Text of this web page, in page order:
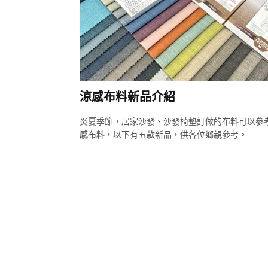
涼感布料新品介紹
炎夏季節，居家沙發、沙發椅墊訂做的布料可以參
感布料，以下有五款新品，供各位鄉親參考。